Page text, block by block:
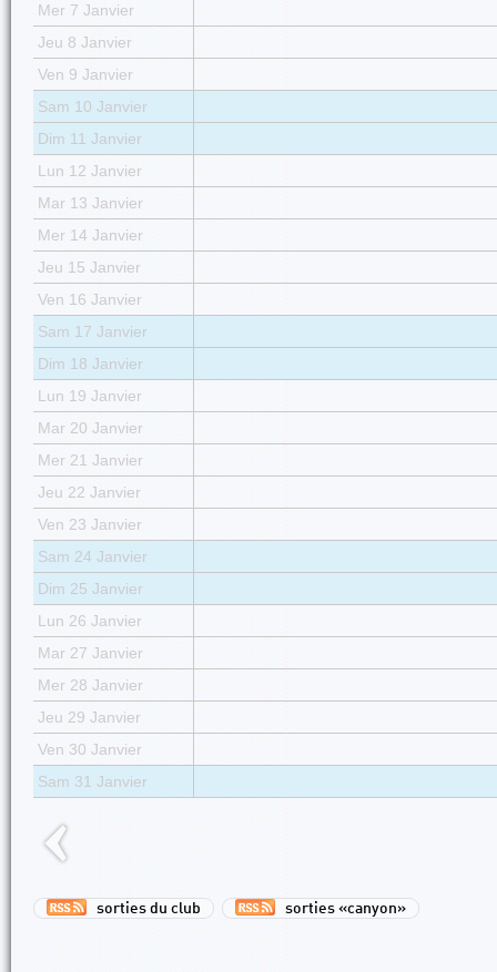
Mer 7 Janvier
Jeu 8 Janvier
Ven 9 Janvier
Sam 10 Janvier
Dim 11 Janvier
Lun 12 Janvier
Mar 13 Janvier
Mer 14 Janvier
Jeu 15 Janvier
Ven 16 Janvier
Sam 17 Janvier
Dim 18 Janvier
Lun 19 Janvier
Mar 20 Janvier
Mer 21 Janvier
Jeu 22 Janvier
Ven 23 Janvier
Sam 24 Janvier
Dim 25 Janvier
Lun 26 Janvier
Mar 27 Janvier
Mer 28 Janvier
Jeu 29 Janvier
Ven 30 Janvier
Sam 31 Janvier
sorties du club sorties «canyon»